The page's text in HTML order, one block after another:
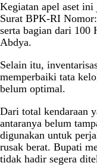
Kegiatan apel aset
Surat BPK-RI
serta bagian dari
Abdya.
Selain itu,
memperbaiki tata
belum optimal.
Dari total kendaraan
antaranya belum
digunakan untuk
rusak berat. Bupati
tidak hadir segera